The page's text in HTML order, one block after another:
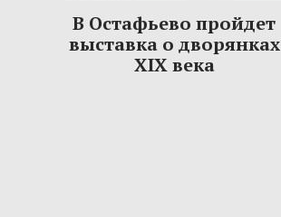
В Остафьево пройдет
выставка о дворянках
XIX века